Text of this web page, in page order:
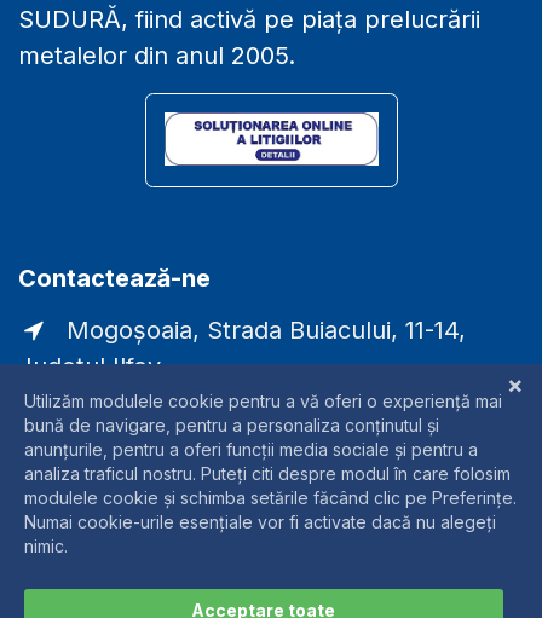
SUDURĂ, fiind activă pe piața prelucrării
metalelor din anul 2005.
Contactează-ne
Mogoșoaia, Strada Buiacului, 11-14,
Județul Ilfov
comercial@laser-rmc.ro
0721338790